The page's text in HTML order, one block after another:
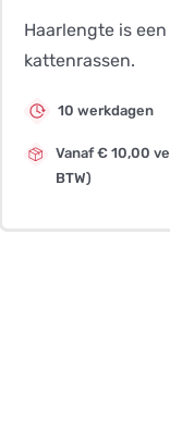
Haarlengte is
kattenrassen.
10 werkdagen
Vanaf € 10,00
BTW)